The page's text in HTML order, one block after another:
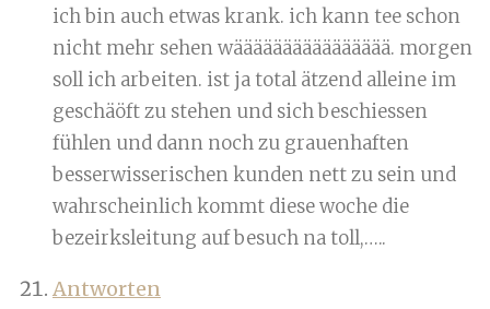
ich bin auch etwas krank. ich kann tee schon
nicht mehr sehen wääääääääääääääää. morgen
soll ich arbeiten. ist ja total ätzend alleine im
geschäöft zu stehen und sich beschiessen
fühlen und dann noch zu grauenhaften
besserwisserischen kunden nett zu sein und
wahrscheinlich kommt diese woche die
bezeirksleitung auf besuch na toll,…..
Antworten